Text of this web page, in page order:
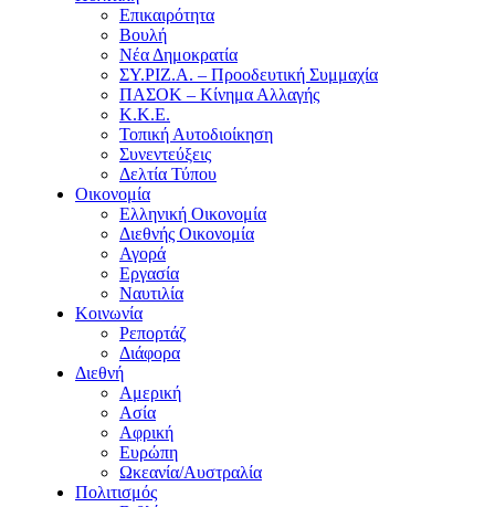
Επικαιρότητα
Βουλή
Νέα Δημοκρατία
ΣΥ.ΡΙΖ.Α. – Προοδευτική Συμμαχία
ΠΑΣΟΚ – Κίνημα Αλλαγής
Κ.Κ.Ε.
Τοπική Αυτοδιοίκηση
Συνεντεύξεις
Δελτία Τύπου
Οικονομία
Ελληνική Οικονομία
Διεθνής Οικονομία
Αγορά
Εργασία
Ναυτιλία
Κοινωνία
Ρεπορτάζ
Διάφορα
Διεθνή
Αμερική
Ασία
Αφρική
Ευρώπη
Ωκεανία/Αυστραλία
Πολιτισμός